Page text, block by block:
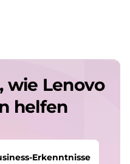
wie Lenovo
helfen
Erkenntnisse